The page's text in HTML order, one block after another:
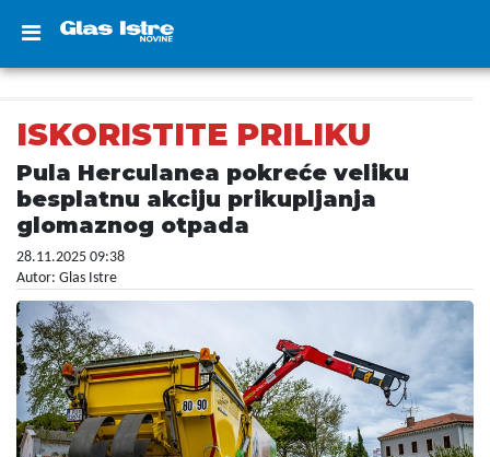
ISKORISTITE PRILIKU
Pula Herculanea pokreće veliku
besplatnu akciju prikupljanja
glomaznog otpada
28.11.2025 09:38
Autor: Glas Istre